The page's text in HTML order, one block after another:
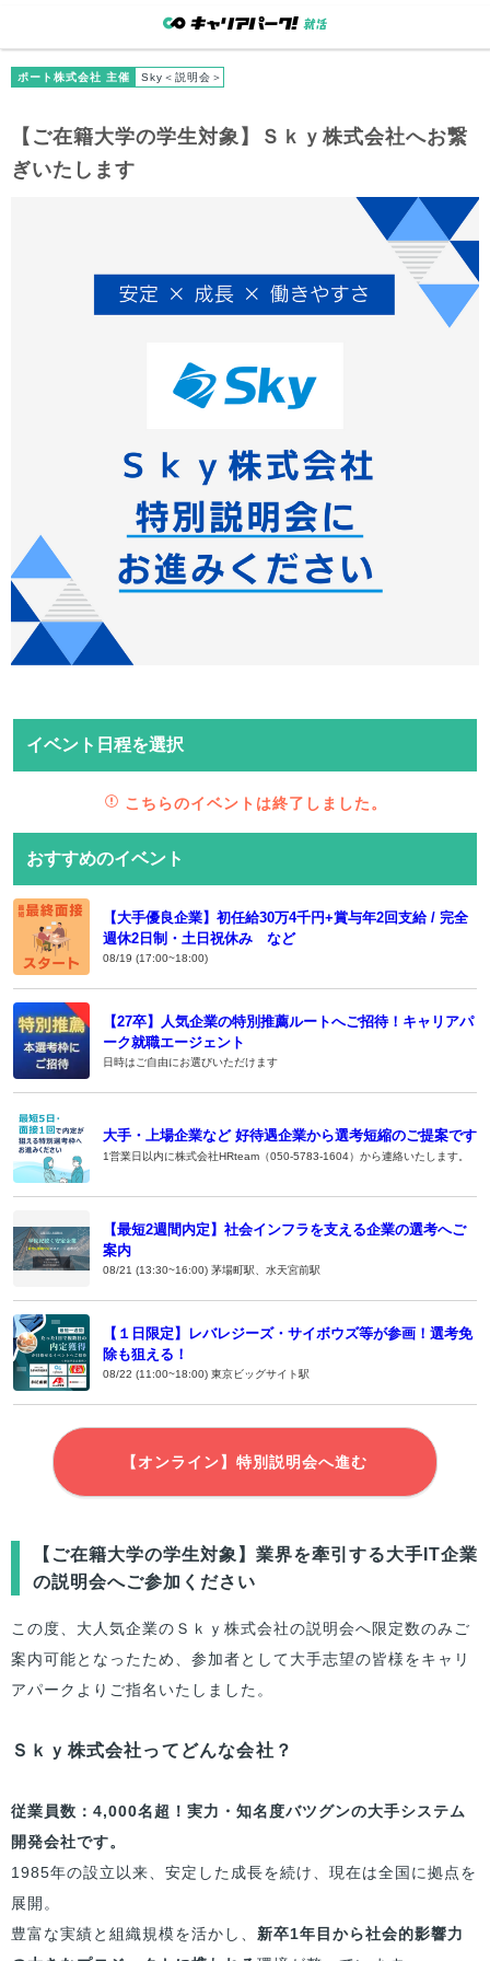
ポート株式会社 主催 Sky＜説明会＞
【 ご在籍大学の学生対象】Ｓｋｙ株式会社へお繋
ぎいたします
イベント日程を選択
こちらのイベントは終了しました。
おすすめのイベント
【大手優良企業】初任給30万4千円+賞与年2回支給 / 完全
週休2日制・土日祝休み など
08/19 (17:00~18:00)
【27卒】人気企業の特別推薦ルートへご招待！キャリアパ
ーク就職エージェント
日時はご自由にお選びいただけます
大手・上場企業など 好待遇企業から選考短縮のご提案です
1営業日以内に株式会社HRteam（050-5783-1604）から連絡いたします。
【最短2週間内定】社会インフラを支える企業の選考へご
案内
08/21 (13:30~16:00) 茅場町駅、水天宮前駅
【１日限定】レバレジーズ・サイボウズ等が参画！選考免
除も狙える！
08/22 (11:00~18:00) 東京ビッグサイト駅
【オンライン】特別説明会へ進む
【 ご在籍大学の学生対象】業界を牽引する大手IT企業
の説明会へご参加ください
この度、大人気企業のＳｋｙ株式会社の説明会へ限定数のみご
案内可能となったため、参加者として大手志望の皆様をキャリ
アパークよりご指名いたしました。
Ｓｋｙ株式会社ってどんな会社？
従業員数：4,000名超！実力・知名度バツグンの大手システム
開発会社です。
1985年の設立以来、安定した成長を続け、現在は全国に拠点を
展開。
豊富な実績と組織規模を活かし、 新卒1年目から社会的影響力